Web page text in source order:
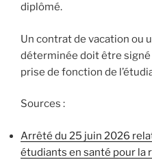
diplômé.
Un contrat de vacation ou
déterminée doit être signé
prise de fonction de
Sources :
Arrêté du 25 juin 2026
étudiants en santé pour la